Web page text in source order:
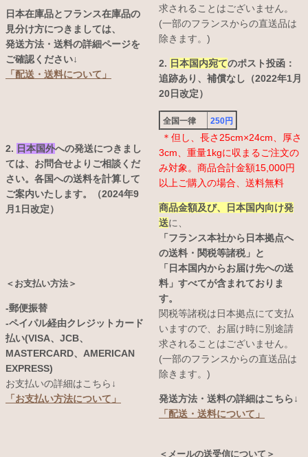
日本在庫品とフランス在庫品の
見分け方につきましては、
発送方法・送料の詳細ページを
ご確認ください↓
「配送・送料について」
2. 日本国外への発送につきまし
ては、お問合せよりご相談くだ
さい。各国への送料を計算して
ご案内いたします。（2024年9
月1日改定）
＜お支払い方法＞
-郵便振替
-ペイパル経由クレジットカード
払い(VISA、JCB、
MASTERCARD、AMERICAN
EXPRESS)
お支払いの詳細はこちら↓
「お支払い方法について」
求されることはございません。
(一部のフランスからの直送品は
除きます。)
2. 日本国内宛てのポスト投函：
追跡あり、補償なし（2022年1月
20日改定）
全国一律 250円
＊但し、長さ25cm×24cm、厚さ
3cm、重量1kgに収まるご注文の
み対象。商品合計金額15,000円
以上ご購入の場合、送料無料
商品金額及び、日本国内向け発
送に、
「フランス本社から日本拠点へ
の送料・関税等諸税」と
「日本国内からお届け先への送
料」すべてが含まれておりま
す。
関税等諸税は日本拠点にて支払
いますので、お届け時に別途請
求されることはございません。
(一部のフランスからの直送品は
除きます。)
発送方法・送料の詳細はこちら↓
「配送・送料について」
＜メールの送受信について＞